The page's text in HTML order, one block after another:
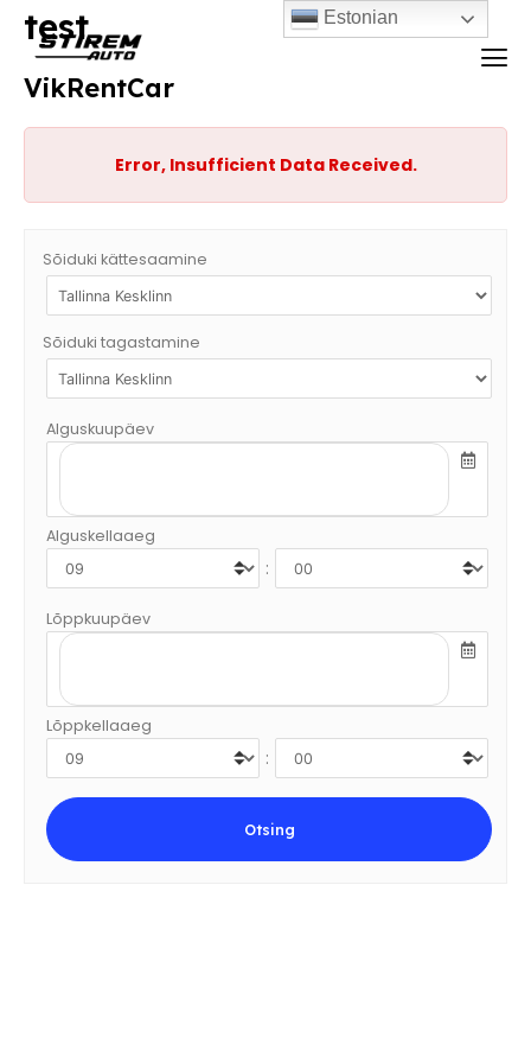
test
VikRentCar
Error, Insufficient Data Received.
Sõiduki kättesaamine
Sõiduki tagastamine
Alguskuupäev
Alguskellaaeg
:
Lõppkuupäev
Lõppkellaaeg
:
Estonian